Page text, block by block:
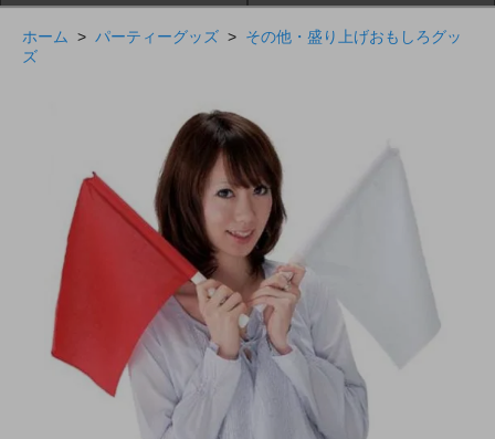
ホーム > パーティーグッズ > その他・盛り上げおもしろグッ
ズ